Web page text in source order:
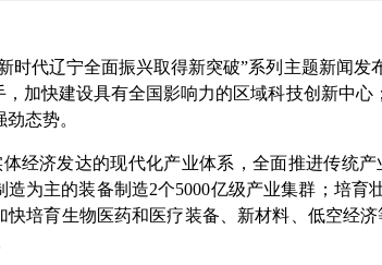
代辽宁全面振兴取得新突破”系列主题新闻发
加快建设具有全国影响力的区域科技创新中心
态势。
济发达的现代化产业体系，全面推进传统产
为主的装备制造2个5000亿级产业集群；培育
培育生物医药和医疗装备、新材料、低空经